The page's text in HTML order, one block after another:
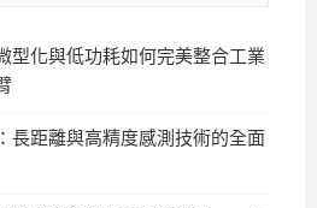
型化與低功耗如何完美整合工業
長距離與高精度感測技術的全面